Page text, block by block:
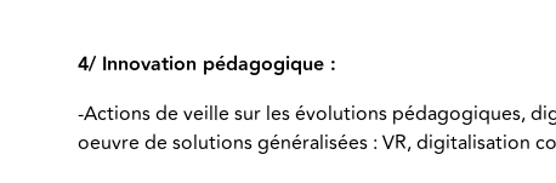
4/ Innovation pédagogique :
-Actions de veille sur les évolutions pédagogiques,
oeuvre de solutions généralisées : VR, digitalisation